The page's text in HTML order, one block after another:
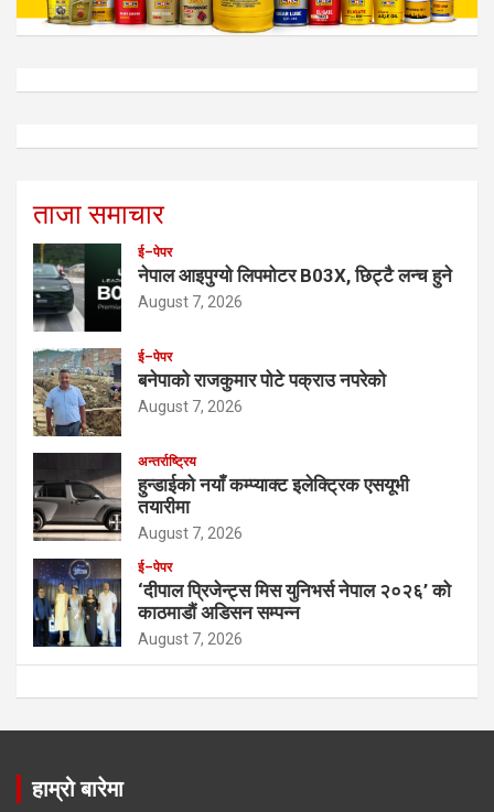
ताजा समाचार
ई–पेपर
नेपाल आइपुग्यो लिपमोटर B03X, छिट्टै लन्च हुने
August 7, 2026
ई–पेपर
बनेपाको राजकुमार पोटे पक्राउ नपरेको
August 7, 2026
अन्तर्राष्ट्रिय
हुन्डाईको नयाँ कम्प्याक्ट इलेक्ट्रिक एसयूभी
तयारीमा
August 7, 2026
ई–पेपर
‘दीपाल प्रिजेन्ट्स मिस युनिभर्स नेपाल २०२६’ को
काठमाडौं अडिसन सम्पन्न
August 7, 2026
हाम्रो बारेमा